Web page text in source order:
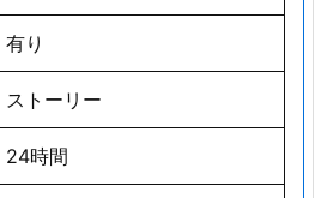
有り
ストーリー
24時間